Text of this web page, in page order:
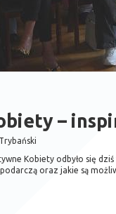
–
Kobiety odbyło się
oraz jakie są